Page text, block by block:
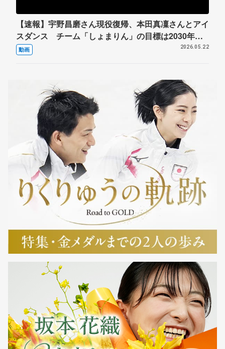
【速報】宇野昌磨さん現役復帰、本田真凜さんとアイ
スダンス チーム「しょまりん」の目標は2030年五
輪
動画 2026.05.22